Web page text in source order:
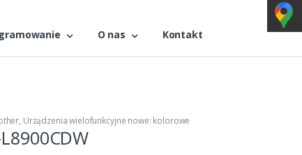
O nas Kontakt
, Urządzenia wielofunkcyjne nowe: kolorowe